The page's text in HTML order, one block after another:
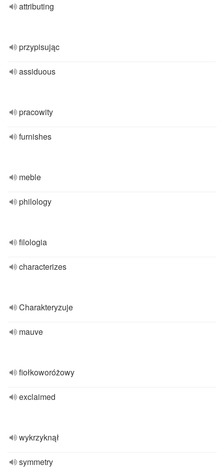
attributing
przypisując
assiduous
pracowity
furnishes
meble
philology
filologia
characterizes
Charakteryzuje
mauve
fiołkoworóżowy
exclaimed
wykrzyknął
symmetry